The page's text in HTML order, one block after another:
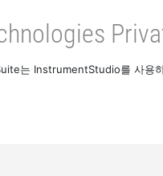
는 InstrumentStudio를 사용